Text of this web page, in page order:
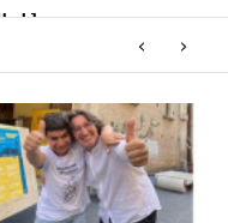
չի հետաքրքրու՞մ.
ճեղքերը փակելու
կախվածության
‹ ›